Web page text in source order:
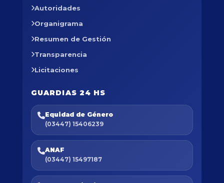
Autoridades
Organigrama
Resumen de Gestión
Transparencia
Licitaciones
GUARDIAS 24 HS
Equidad de Género
(03447) 15406239
ANAF
(03447) 15497187